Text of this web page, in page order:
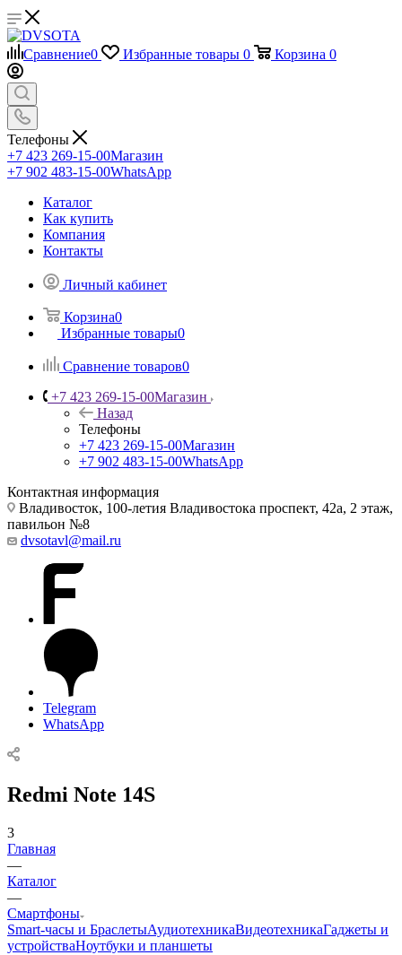
Сравнение0 Избранные товары 0 Корзина 0
Телефоны
+7 423 269-15-00Магазин
+7 902 483-15-00WhatsApp
Каталог
Как купить
Компания
Контакты
Личный кабинет
Корзина0
Избранные товары0
Сравнение товаров0
+7 423 269-15-00Магазин
Назад
Телефоны
+7 423 269-15-00Магазин
+7 902 483-15-00WhatsApp
Контактная информация
Владивосток, 100-летия Владивостока проспект, 42а, 2 этаж,
павильон №8
dvsotavl@mail.ru
Telegram
WhatsApp
Redmi Note 14S
3
Главная
—
Каталог
—
Смартфоны
Smart-часы и БраслетыАудиотехникаВидеотехникаГаджеты и
устройстваНоутбуки и планшеты